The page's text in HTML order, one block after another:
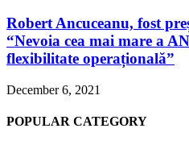
Robert Ancuceanu, fost
“Nevoia cea mai mare a
flexibilitate operațională”
December 6, 2021
POPULAR CATEGORY